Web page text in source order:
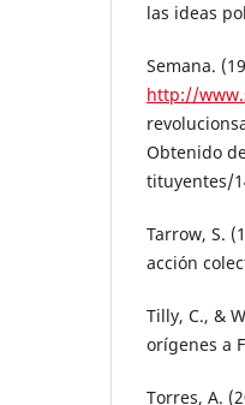
las ideas
Semana.
http://
Obtenido
tituyentes/
Tarrow, S.
acción
Tilly, C., &
orígenes a
Torres, A.